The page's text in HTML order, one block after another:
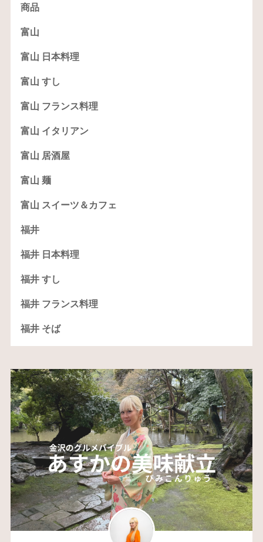
商品
富山
富山 日本料理
富山 すし
富山 フランス料理
富山 イタリアン
富山 居酒屋
富山 麺
富山 スイーツ＆カフェ
福井
福井 日本料理
福井 すし
福井 フランス料理
福井 そば